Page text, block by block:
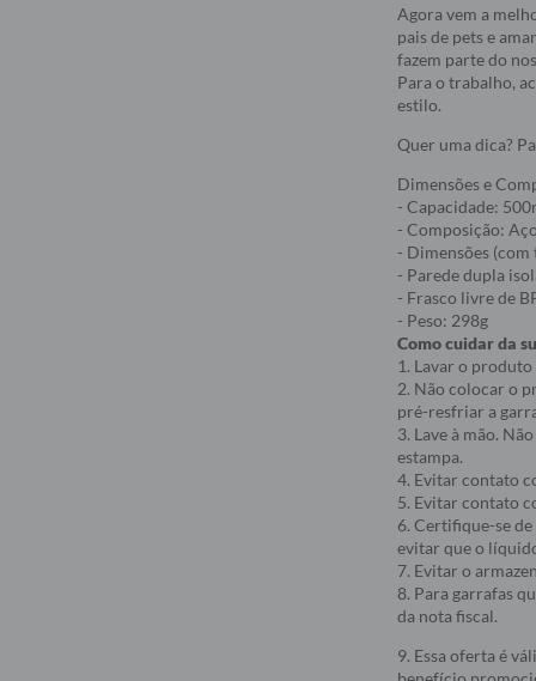
Agora vem a
pais de pets e
fazem parte do
Para o trabalho,
estilo.
Quer uma dica?
Dimensões e
- Capacidade:
- Composição:
- Dimensões
- Parede dupla
- Frasco livre de
- Peso: 298g
Como cuidar da
1. Lavar o
2. Não colocar o
pré-resfriar a
3. Lave à mão.
estampa.
4. Evitar contato
5. Evitar contato
6. Certifique-se
evitar que o
7. Evitar o
8. Para garrafas
da nota fiscal.
9. Essa oferta é